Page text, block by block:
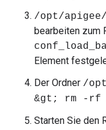
/opt/
bearbeiten zum
Element
Der Ordner /
&gt; rm -rf
Starten Sie den